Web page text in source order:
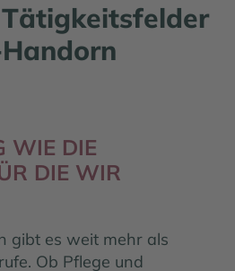
WIE DIE
DIE WIR
gibt es weit mehr als
Ob Pflege und